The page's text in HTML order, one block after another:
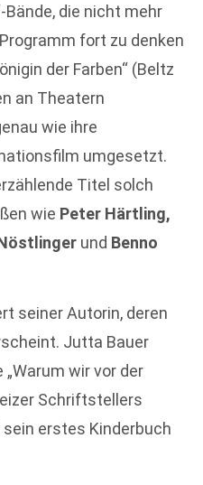
Bände, die nicht mehr
fort zu denken
der Farben“ (Beltz
an Theatern
wie ihre
umgesetzt.
Titel solch
wie Peter Härtling,
und Benno
seiner Autorin, deren
Jutta Bauer
wir vor der
Schriftstellers
sein erstes Kinderbuch